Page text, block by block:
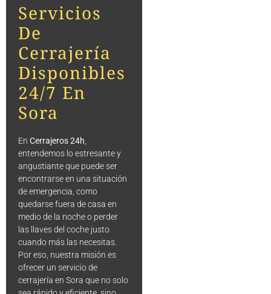
Servicios
De
Cerrajería
Disponibles
24/7 En
Sora
En Cerrajeros 24h
entendemos lo estresante y
angustiante que puede ser
encontrarse en una situación
de emergencia, como
quedarse fuera de casa en
medio de la noche o perder
las llaves del coche justo
cuando más las necesitas.
Por eso, nuestra misión es
ofrecer un servicio de
cerrajería en Sora que no solo